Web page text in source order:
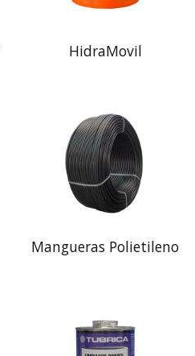
HidraMovil
Mangueras Polietileno